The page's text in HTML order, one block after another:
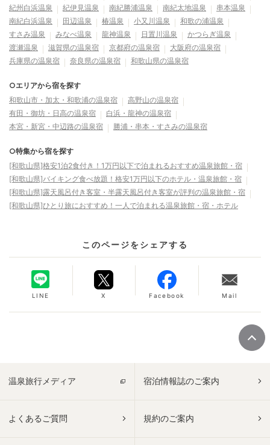
紀州白浜温泉
紀伊見温泉 南紀勝浦温泉 南紀太地温泉
串本温泉
南紀白浜温泉
田辺温泉 椿温泉 小又川温泉
和歌の浦温泉
すさみ温泉
みなべ温泉 龍神温泉 日置川温泉
かつらぎ温泉
渡瀬温泉
滋賀県の温泉宿 京都府の温泉宿
大阪府の温泉宿
兵庫県の温泉宿
奈良県の温泉宿 和歌山県の温泉宿
○エリアから宿を探す
和歌山市・加太・和歌浦の温泉宿
高野山の温泉宿
有田・御坊・日高の温泉宿
白浜・龍神の温泉宿
本宮・新宮・中辺路の温泉宿
勝浦・串本・すさみの温泉宿
○特集から宿を探す
[和歌山県]格安1泊2食付き！1万円以下で泊まれるおすすめ温泉旅館・宿
[和歌山県]バイキング食べ放題！格安1万円以下のホテル・温泉旅館・宿
[和歌山県]露天風呂付き客室・半露天風呂付き客室が評判の温泉旅館・宿
[和歌山県]ひとり旅におすすめ！一人で泊まれる温泉旅館・宿・ホテル
このページをシェアする
LINE X Facebook Mail
温泉旅行メディア 宿泊情報誌のご案内
よくあるご質問 規約のご案内